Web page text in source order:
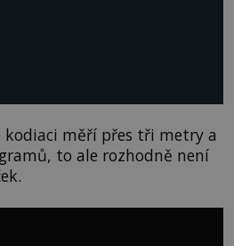
kodiaci měří přes tři metry a
to ale rozhodně není